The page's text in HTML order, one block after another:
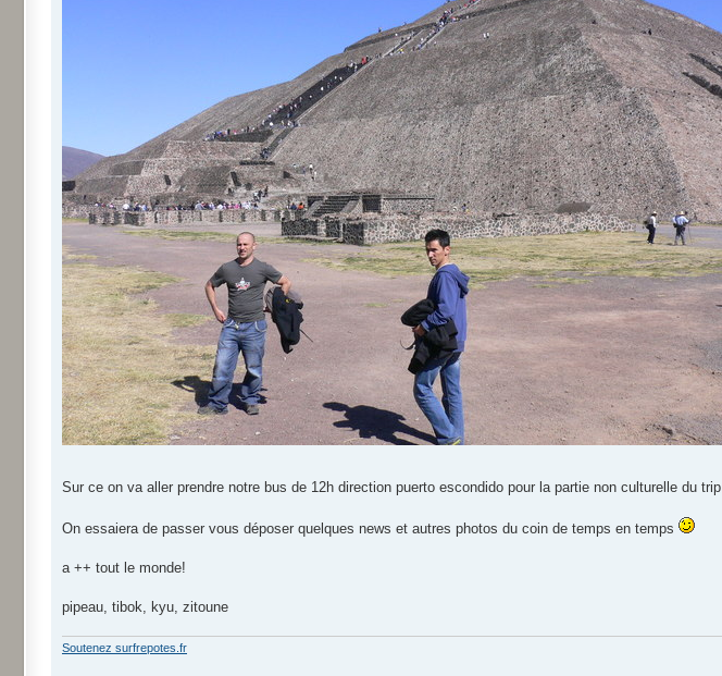
Sur ce on va aller prendre notre bus de 12h direction puerto escondido pour la partie non culturelle du trip
On essaiera de passer vous déposer quelques news et autres photos du coin de temps en temps
a ++ tout le monde!
pipeau, tibok, kyu, zitoune
Soutenez surfrepotes.fr